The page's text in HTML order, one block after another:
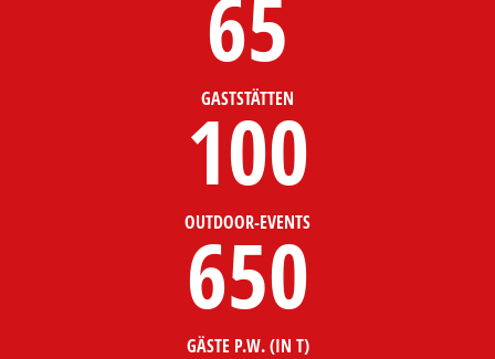
65
GASTSTÄTTEN
100
OUTDOOR-EVENTS
650
GÄSTE P.W. (IN T)